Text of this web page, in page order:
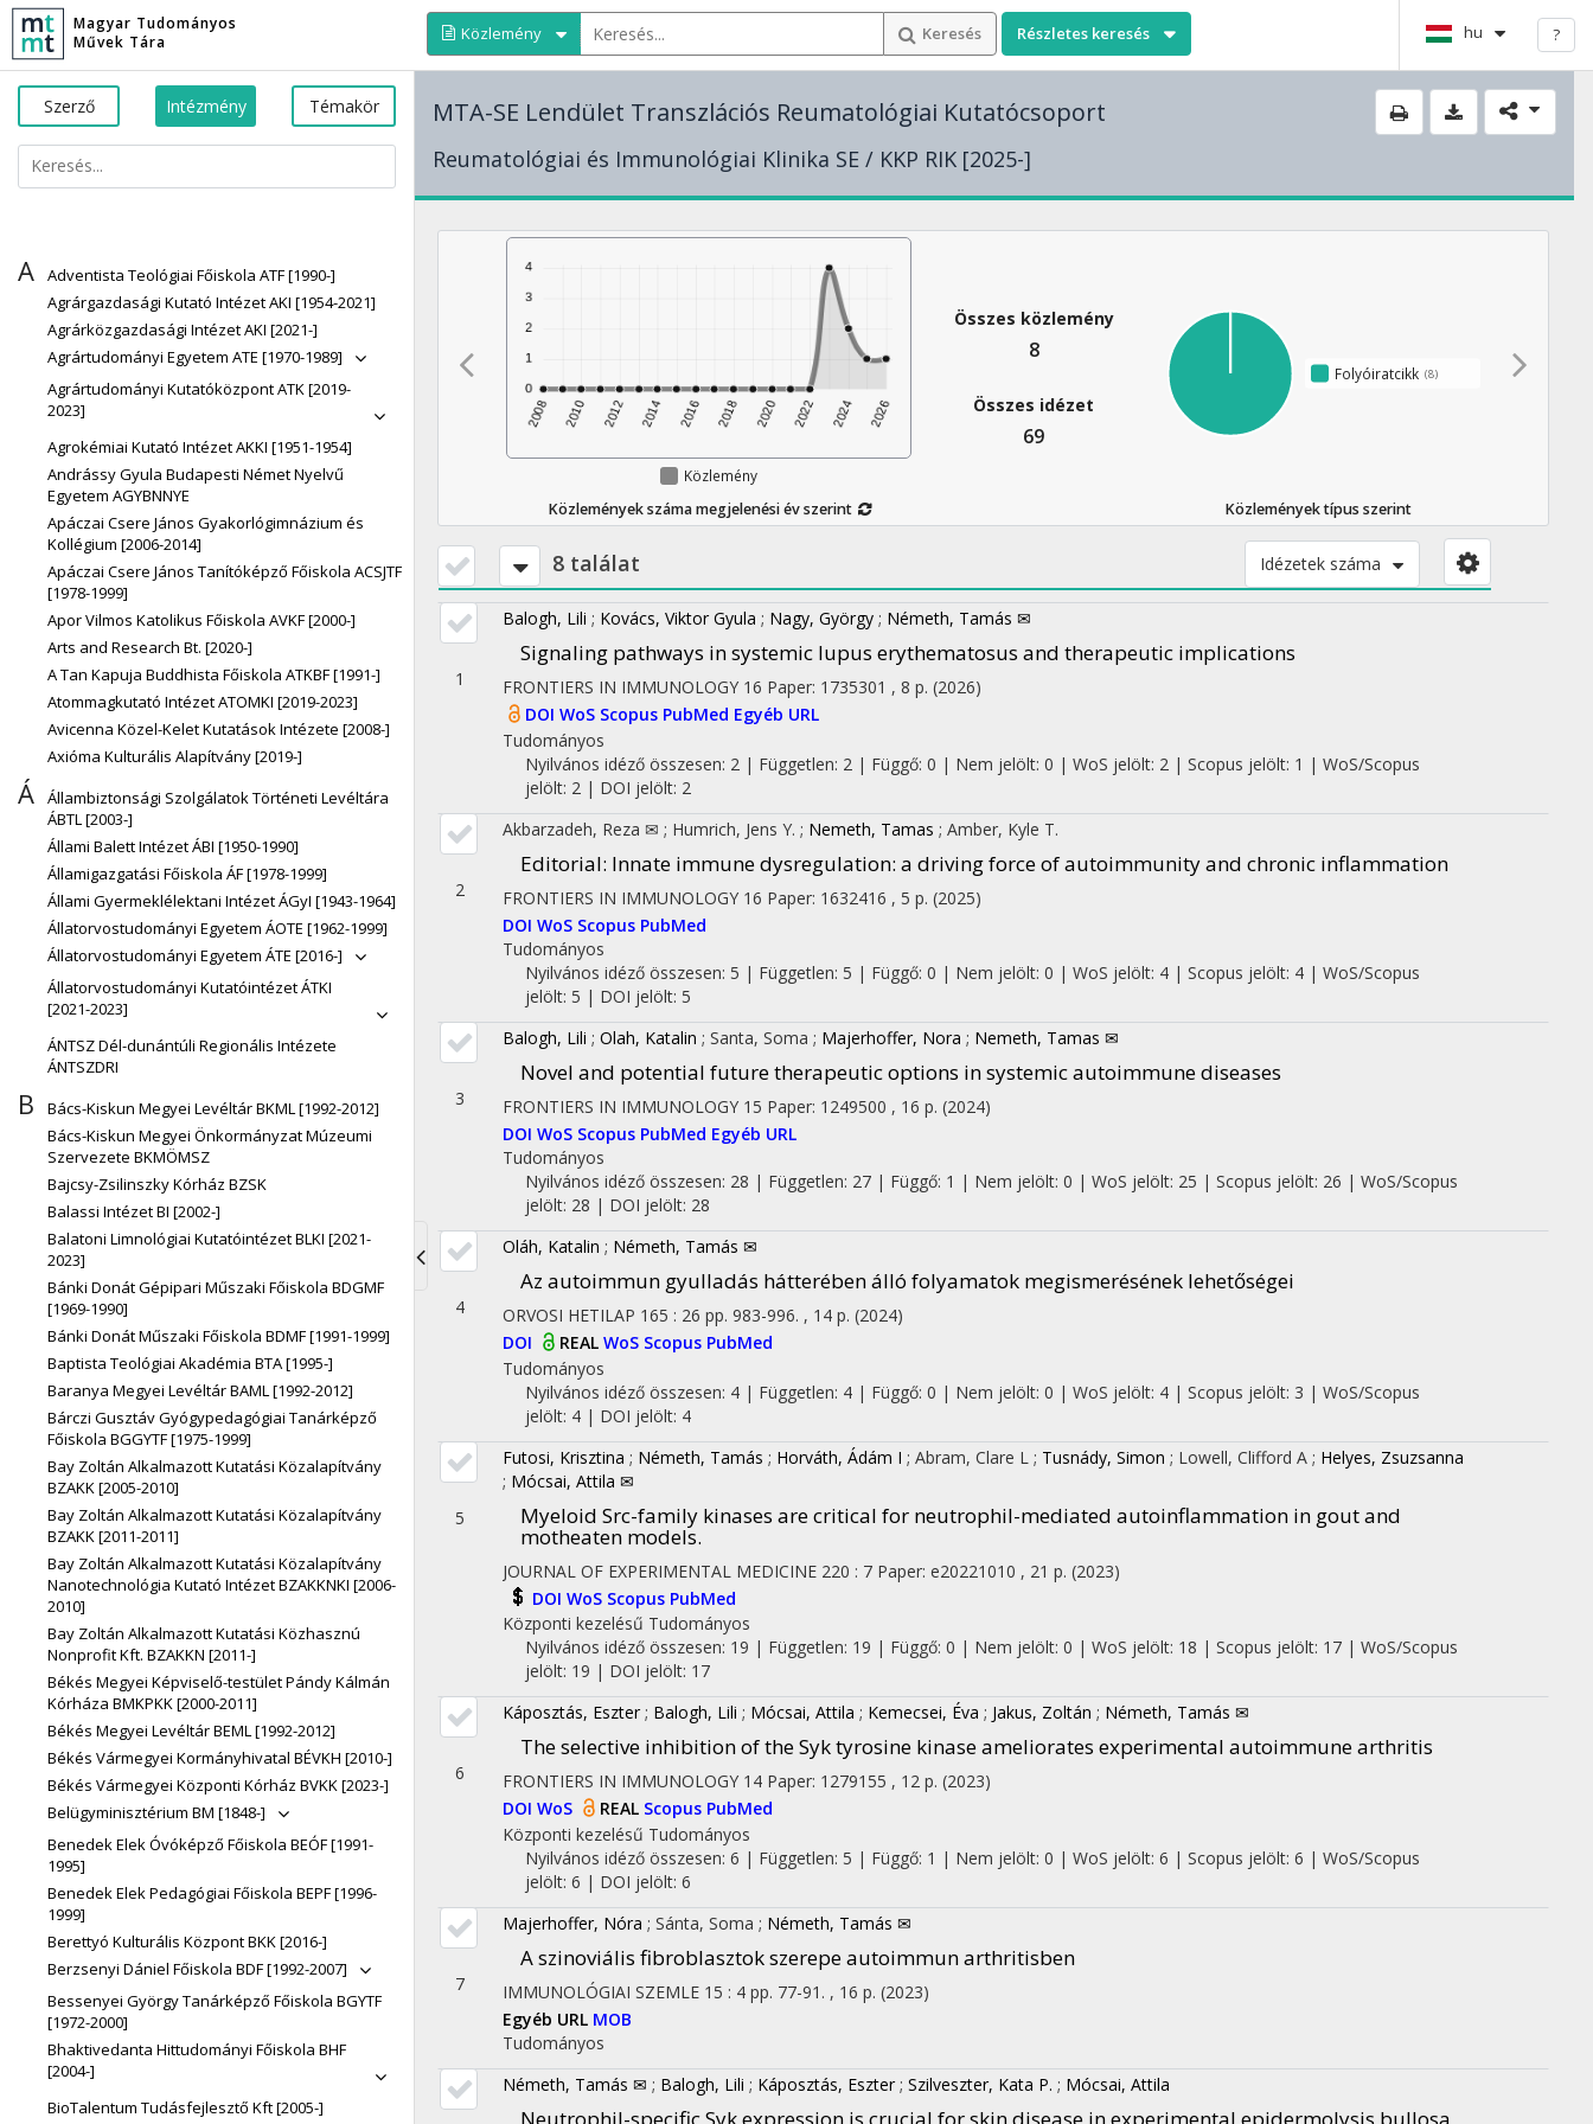
navigation
Magyar Tudományos
Művek Tára
Közlemény Keresés Részletes keresés hu ?
Szerző Intézmény Témakör
A
Adventista Teológiai Főiskola ATF [1990-]
Agrárgazdasági Kutató Intézet AKI [1954-2021]
Agrárközgazdasági Intézet AKI [2021-]
Agrártudományi Egyetem ATE [1970-1989]
Agrártudományi Kutatóközpont ATK [2019-
2023]
Agrokémiai Kutató Intézet AKKI [1951-1954]
Andrássy Gyula Budapesti Német Nyelvű
Egyetem AGYBNNYE
Apáczai Csere János Gyakorlógimnázium és
Kollégium [2006-2014]
Apáczai Csere János Tanítóképző Főiskola ACSJTF
[1978-1999]
Apor Vilmos Katolikus Főiskola AVKF [2000-]
Arts and Research Bt. [2020-]
A Tan Kapuja Buddhista Főiskola ATKBF [1991-]
Atommagkutató Intézet ATOMKI [2019-2023]
Avicenna Közel-Kelet Kutatások Intézete [2008-]
Axióma Kulturális Alapítvány [2019-]
Á
Állambiztonsági Szolgálatok Történeti Levéltára
ÁBTL [2003-]
Állami Balett Intézet ÁBI [1950-1990]
Államigazgatási Főiskola ÁF [1978-1999]
Állami Gyermeklélektani Intézet ÁGyI [1943-1964]
Állatorvostudományi Egyetem ÁOTE [1962-1999]
Állatorvostudományi Egyetem ÁTE [2016-]
Állatorvostudományi Kutatóintézet ÁTKI
[2021-2023]
ÁNTSZ Dél-dunántúli Regionális Intézete
ÁNTSZDRI
B
Bács-Kiskun Megyei Levéltár BKML [1992-2012]
Bács-Kiskun Megyei Önkormányzat Múzeumi
Szervezete BKMÖMSZ
Bajcsy-Zsilinszky Kórház BZSK
Balassi Intézet BI [2002-]
Balatoni Limnológiai Kutatóintézet BLKI [2021-
2023]
Bánki Donát Gépipari Műszaki Főiskola BDGMF
[1969-1990]
Bánki Donát Műszaki Főiskola BDMF [1991-1999]
Baptista Teológiai Akadémia BTA [1995-]
Baranya Megyei Levéltár BAML [1992-2012]
Bárczi Gusztáv Gyógypedagógiai Tanárképző
Főiskola BGGYTF [1975-1999]
Bay Zoltán Alkalmazott Kutatási Közalapítvány
BZAKK [2005-2010]
Bay Zoltán Alkalmazott Kutatási Közalapítvány
BZAKK [2011-2011]
Bay Zoltán Alkalmazott Kutatási Közalapítvány
Nanotechnológia Kutató Intézet BZAKKNKI [2006-
2010]
Bay Zoltán Alkalmazott Kutatási Közhasznú
Nonprofit Kft. BZAKKN [2011-]
Békés Megyei Képviselő-testület Pándy Kálmán
Kórháza BMKPKK [2000-2011]
Békés Megyei Levéltár BEML [1992-2012]
Békés Vármegyei Kormányhivatal BÉVKH [2010-]
Békés Vármegyei Központi Kórház BVKK [2023-]
Belügyminisztérium BM [1848-]
Benedek Elek Óvóképző Főiskola BEÓF [1991-
1995]
Benedek Elek Pedagógiai Főiskola BEPF [1996-
1999]
Berettyó Kulturális Központ BKK [2016-]
Berzsenyi Dániel Főiskola BDF [1992-2007]
Bessenyei György Tanárképző Főiskola BGYTF
[1972-2000]
Bhaktivedanta Hittudományi Főiskola BHF
[2004-]
BioTalentum Tudásfejlesztő Kft [2005-]
MTA-SE Lendület Transzlációs Reumatológiai Kutatócsoport
Reumatológiai és Immunológiai Klinika SE / KKP RIK [2025-]
Közlemény
Közlemények száma megjelenési év szerint
Összes közlemény
8
Összes idézet
69
Folyóiratcikk (8)
Közlemények típus szerint
8 találat Idézetek száma
1
Balogh, Lili ; Kovács, Viktor Gyula ; Nagy, György ; Németh, Tamás ✉
Signaling pathways in systemic lupus erythematosus and therapeutic implications
FRONTIERS IN IMMUNOLOGY 16 Paper: 1735301 , 8 p. (2026)
DOI WoS Scopus PubMed Egyéb URL
Tudományos
Nyilvános idéző összesen: 2 | Független: 2 | Függő: 0 | Nem jelölt: 0 | WoS jelölt: 2 | Scopus jelölt: 1 | WoS/Scopus
jelölt: 2 | DOI jelölt: 2
2
Akbarzadeh, Reza ✉ ; Humrich, Jens Y. ; Nemeth, Tamas ; Amber, Kyle T.
Editorial: Innate immune dysregulation: a driving force of autoimmunity and chronic inflammation
FRONTIERS IN IMMUNOLOGY 16 Paper: 1632416 , 5 p. (2025)
DOI WoS Scopus PubMed
Tudományos
Nyilvános idéző összesen: 5 | Független: 5 | Függő: 0 | Nem jelölt: 0 | WoS jelölt: 4 | Scopus jelölt: 4 | WoS/Scopus
jelölt: 5 | DOI jelölt: 5
3
Balogh, Lili ; Olah, Katalin ; Santa, Soma ; Majerhoffer, Nora ; Nemeth, Tamas ✉
Novel and potential future therapeutic options in systemic autoimmune diseases
FRONTIERS IN IMMUNOLOGY 15 Paper: 1249500 , 16 p. (2024)
DOI WoS Scopus PubMed Egyéb URL
Tudományos
Nyilvános idéző összesen: 28 | Független: 27 | Függő: 1 | Nem jelölt: 0 | WoS jelölt: 25 | Scopus jelölt: 26 | WoS/Scopus
jelölt: 28 | DOI jelölt: 28
4
Oláh, Katalin ; Németh, Tamás ✉
Az autoimmun gyulladás hátterében álló folyamatok megismerésének lehetőségei
ORVOSI HETILAP 165 : 26 pp. 983-996. , 14 p. (2024)
DOI
REAL WoS Scopus PubMed
Tudományos
Nyilvános idéző összesen: 4| Független: 4 | Függő: 0 | Nem jelölt: 0 | WoS jelölt: 4 | Scopus jelölt: 3 | WoS/Scopus
jelölt: 4 | DOI jelölt: 4
5
Futosi, Krisztina ; Németh, Tamás ; Horváth, Ádám I ; Abram, Clare L ; Tusnády, Simon ; Lowell, Clifford A ; Helyes, Zsuzsanna
; Mócsai, Attila ✉
Myeloid Src-family kinases are critical for neutrophil-mediated autoinflammation in gout and
motheaten models.
JOURNAL OF EXPERIMENTAL MEDICINE 220 : 7 Paper: e20221010 , 21 p. (2023)
DOI WoS Scopus PubMed
Központi kezelésű Tudományos
Nyilvános idéző összesen: 19 | Független: 19 | Függő: 0 | Nem jelölt: 0 | WoS jelölt: 18 | Scopus jelölt: 17 | WoS/Scopus
jelölt: 19 | DOI jelölt: 17
6
Káposztás, Eszter ; Balogh, Lili ; Mócsai, Attila ; Kemecsei, Éva ; Jakus, Zoltán ; Németh, Tamás ✉
The selective inhibition of the Syk tyrosine kinase ameliorates experimental autoimmune arthritis
FRONTIERS IN IMMUNOLOGY 14 Paper: 1279155 , 12 p. (2023)
DOI WoS REAL Scopus PubMed
Központi kezelésű Tudományos
Nyilvános idéző összesen: 6 | Független: 5 | Függő: 1 | Nem jelölt: 0 | WoS jelölt: 6 | Scopus jelölt: 6 | WoS/Scopus
jelölt: 6 | DOI jelölt: 6
7
Majerhoffer, Nóra ; Sánta, Soma ; Németh, Tamás ✉
A szinoviális fibroblasztok szerepe autoimmun arthritisben
IMMUNOLÓGIAI SZEMLE 15 : 4 pp. 77-91. , 16 p. (2023)
Egyéb URL MOB
Tudományos
Németh, Tamás ✉ ; Balogh, Lili ; Káposztás, Eszter ; Szilveszter, Kata P. ; Mócsai, Attila